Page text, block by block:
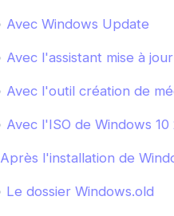
Avec Windows Update
Avec l'assistant mise à jour
Avec l'outil création de
Avec l'ISO de Windows 10
Après l'installation de
Le dossier Windows.old